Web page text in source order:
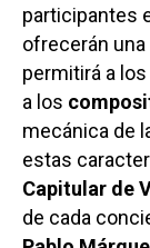
participantes
ofrecerán
permitirá a
a los
mecánica de
estas
Capitular de
de cada